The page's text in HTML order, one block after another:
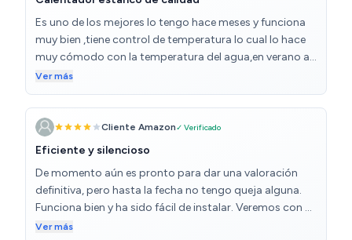
Es uno de los mejores lo tengo hace meses y funciona
muy bien ,tiene control de temperatura lo cual lo hace
muy cómodo con la temperatura del agua,en verano a
38 grados invierno entre 40 o 45 grados es perfecto ,
Ver más
Cliente Amazon✓ Verificado
Eficiente y silencioso
De momento aún es pronto para dar una valoración
definitiva, pero hasta la fecha no tengo queja alguna.
Funciona bien y ha sido fácil de instalar. Veremos con el
tiempo...
Ver más